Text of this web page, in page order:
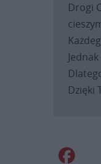
Drogi
Dzięki